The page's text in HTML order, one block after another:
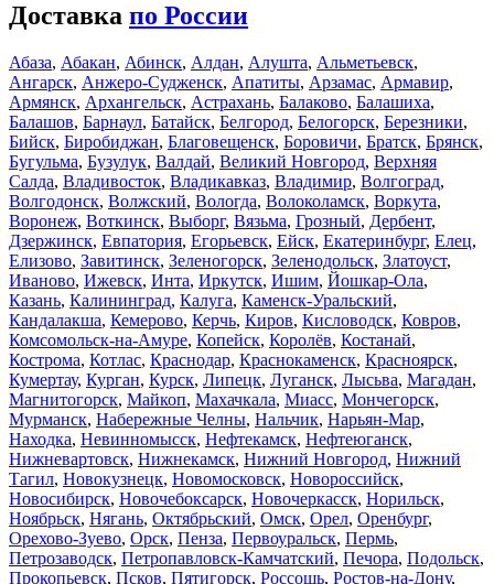
Доставка по России
Абаза, Абакан, Абинск, Алдан, Алушта, Альметьевск,
Ангарск, Анжеро-Судженск, Апатиты, Арзамас, Армавир,
Армянск, Архангельск, Астрахань, Балаково, Балашиха,
Балашов, Барнаул, Батайск, Белгород, Белогорск, Березники,
Бийск, Биробиджан, Благовещенск, Боровичи, Братск, Брянск,
Бугульма, Бузулук, Валдай, Великий Новгород, Верхняя
Салда, Владивосток, Владикавказ, Владимир, Волгоград,
Волгодонск, Волжский, Вологда, Волоколамск, Воркута,
Воронеж, Воткинск, Выборг, Вязьма, Грозный, Дербент,
Дзержинск, Евпатория, Егорьевск, Ейск, Екатеринбург, Елец,
Елизово, Завитинск, Зеленогорск, Зеленодольск, Златоуст,
Иваново, Ижевск, Инта, Иркутск, Ишим, Йошкар-Ола,
Казань, Калининград, Калуга, Каменск-Уральский,
Кандалакша, Кемерово, Керчь, Киров, Кисловодск, Ковров,
Комсомольск-на-Амуре, Копейск, Королёв, Костанай,
Кострома, Котлас, Краснодар, Краснокаменск, Красноярск,
Кумертау, Курган, Курск, Липецк, Луганск, Лысьва, Магадан,
Магнитогорск, Майкоп, Махачкала, Миасс, Мончегорск,
Мурманск, Набережные Челны, Нальчик, Нарьян-Мар,
Находка, Невинномысск, Нефтекамск, Нефтеюганск,
Нижневартовск, Нижнекамск, Нижний Новгород, Нижний
Тагил, Новокузнецк, Новомосковск, Новороссийск,
Новосибирск, Новочебоксарск, Новочеркасск, Норильск,
Ноябрьск, Нягань, Октябрьский, Омск, Орел, Оренбург,
Орехово-Зуево, Орск, Пенза, Первоуральск, Пермь,
Петрозаводск, Петропавловск-Камчатский, Печора, Подольск,
Прокопьевск, Псков, Пятигорск, Россошь, Ростов-на-Дону,